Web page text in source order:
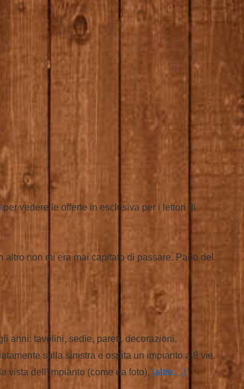
per vedere le offerte in esclusiva per i lettori di
non mi era mai capitato di passare. Parlo del
anni: tavolini, sedie, pareti, decorazioni,
sulla sinistra e ospita un impianto a 8 vie.
vista dell’impianto (come da foto). (altro…)